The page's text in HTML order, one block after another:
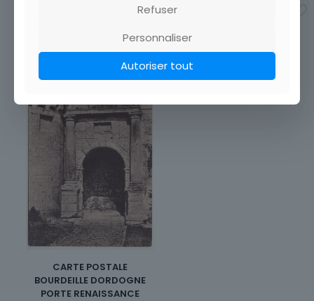
CARTE POSTALE
BOURDEILLE DORDOGNE
PORTE RENAISSANCE
Refuser
Personnaliser
Autoriser tout